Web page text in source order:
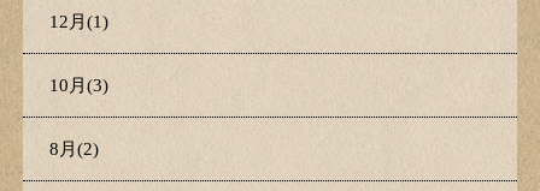
12月(1)
10月(3)
8月(2)